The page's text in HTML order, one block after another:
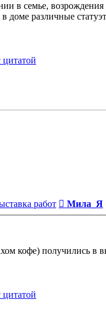
в семье,
доме различные
работ Мила_Я
кофе) получились в